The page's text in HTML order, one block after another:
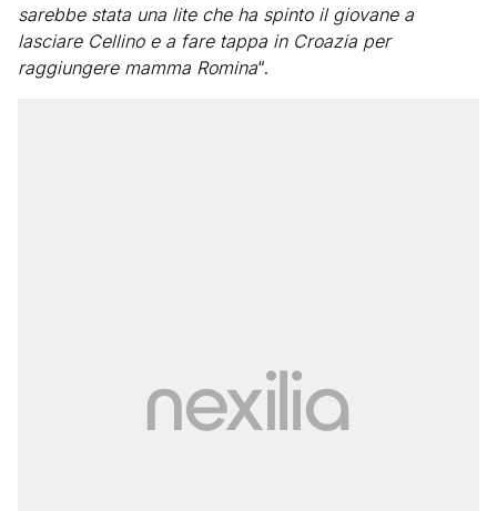
sarebbe stata una lite che ha spinto il giovane a
lasciare Cellino e a fare tappa in Croazia per
raggiungere mamma Romina“.